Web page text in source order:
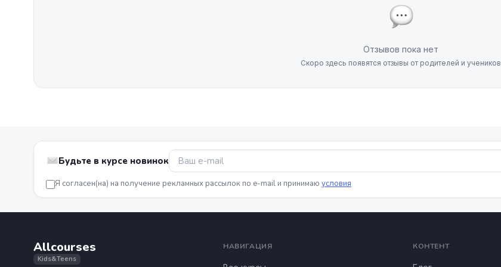
Отзывов пока нет
Скоро здесь появятся отзывы от родителей и учеников
Будьте в курсе новинок
Я согласен(на) на получение рекламных рассылок по e-mail и принимаю условия
Allcourses
Kids&Teens
НАВИГАЦИЯ КОНТЕНТ